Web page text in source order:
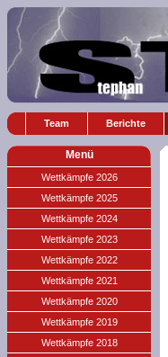
Team Berichte
Menü
Wettkämpfe 2026
Wettkämpfe 2025
Wettkämpfe 2024
Wettkämpfe 2023
Wettkämpfe 2022
Wettkämpfe 2021
Wettkämpfe 2020
Wettkämpfe 2019
Wettkämpfe 2018